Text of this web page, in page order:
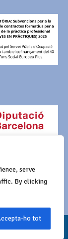
serve
By clicking
ho tot
i Awaken deThemezHut